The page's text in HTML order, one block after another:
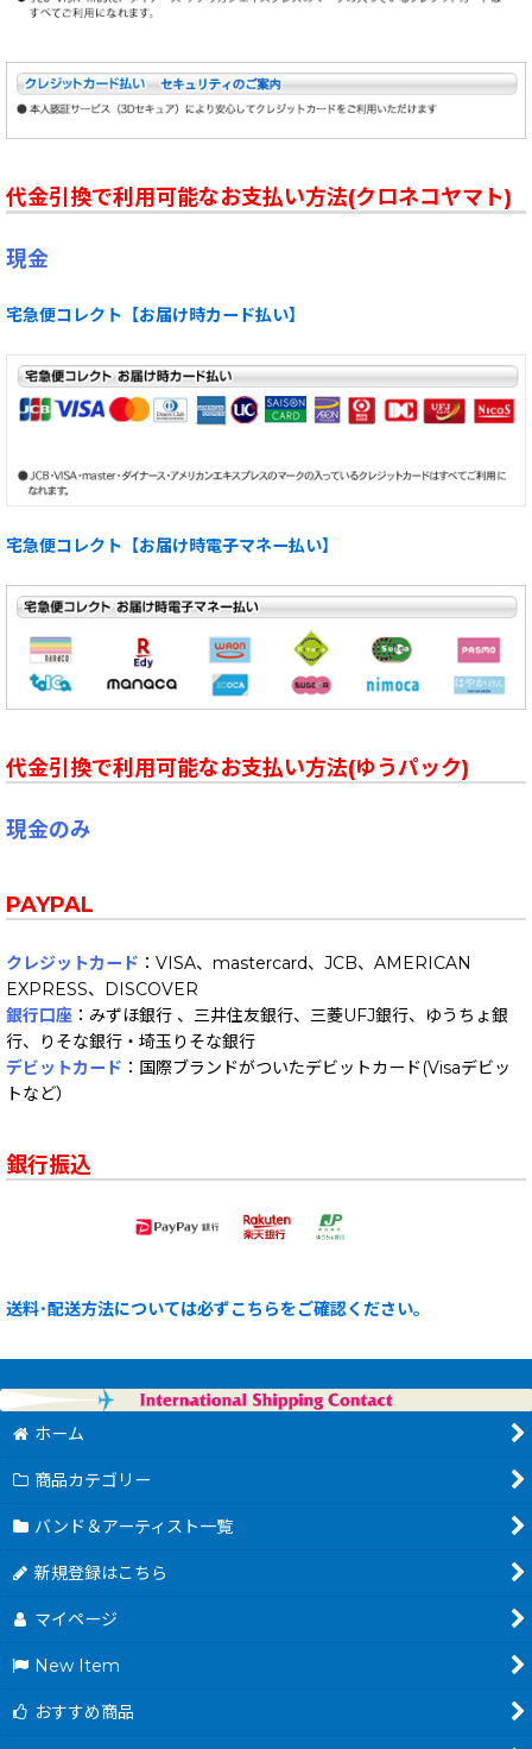
代金引換で利用可能なお支払い方法(クロネコヤマト)
現金
宅急便コレクト【お届け時カード払い】
宅急便コレクト【お届け時電子マネー払い】
代金引換で利用可能なお支払い方法(ゆうパック)
現金のみ
PAYPAL
クレジットカード ：VISA、mastercard、JCB、AMERICAN
EXPRESS、DISCOVER
銀行口座 ：みずほ銀行 、三井住友銀行、三菱UFJ銀行、ゆうちょ銀
行、りそな銀行・埼玉りそな銀行
デビットカード ：国際ブランドがついたデビットカード(Visaデビッ
トなど）
銀行振込
送料･配送方法については必ずこちらをご確認ください。
ホーム
商品カテゴリー
バンド＆アーティスト一覧
新規登録はこちら
マイページ
New Item
おすすめ商品